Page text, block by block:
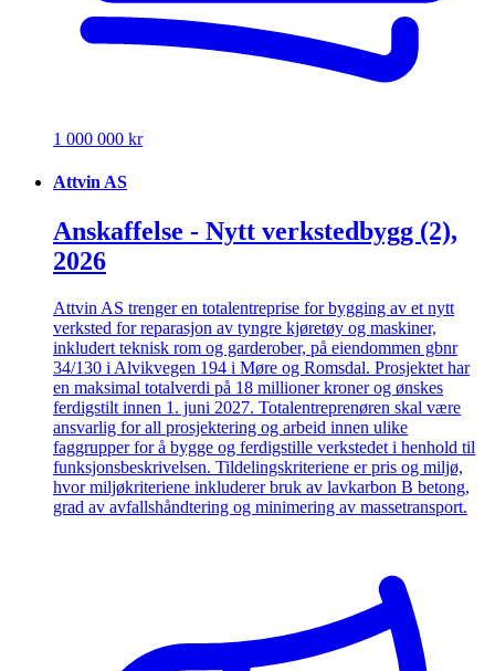
1 000 000 kr
Attvin AS
Anskaffelse - Nytt verkstedbygg (2),
2026
Attvin AS trenger en totalentreprise for bygging av et nytt
verksted for reparasjon av tyngre kjøretøy og maskiner,
inkludert teknisk rom og garderober, på eiendommen gbnr
34/130 i Alvikvegen 194 i Møre og Romsdal. Prosjektet har
en maksimal totalverdi på 18 millioner kroner og ønskes
ferdigstilt innen 1. juni 2027. Totalentreprenøren skal være
ansvarlig for all prosjektering og arbeid innen ulike
faggrupper for å bygge og ferdigstille verkstedet i henhold til
funksjonsbeskrivelsen. Tildelingskriteriene er pris og miljø,
hvor miljøkriteriene inkluderer bruk av lavkarbon B betong,
grad av avfallshåndtering og minimering av massetransport.